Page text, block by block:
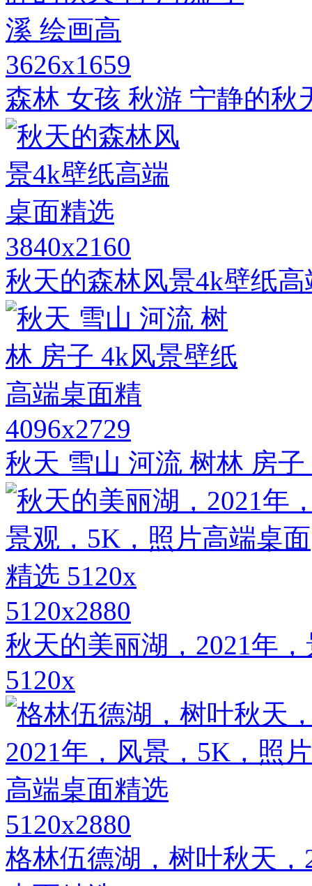
3626x1659
森林 女孩 秋游 宁静的秋
3840x2160
秋天的森林风景4k壁纸
4096x2729
秋天 雪山 河流 树林 房
5120x2880
秋天的美丽湖，2021年
5120x
5120x2880
格林伍德湖，树叶秋天